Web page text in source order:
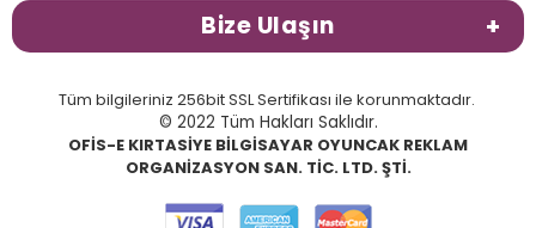
Bize Ulaşın
Tüm bilgileriniz 256bit SSL Sertifikası ile korunmaktadır.
© 2022 Tüm Hakları Saklıdır.
OFİS-E KIRTASİYE BİLGİSAYAR OYUNCAK REKLAM
ORGANİZASYON SAN. TİC. LTD. ŞTİ.